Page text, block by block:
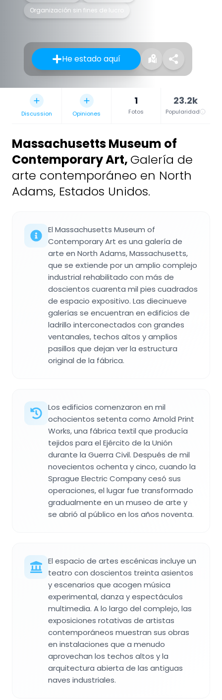
Organización sin fines de lucro
He estado aquí
Discussion Opiniones
1
Fotos
23.2k
Popularidad
Massachusetts Museum of
Contemporary Art, Galería de
arte contemporáneo en North
Adams, Estados Unidos.
El Massachusetts Museum of
Contemporary Art es una galería de
arte en North Adams, Massachusetts,
que se extiende por un amplio complejo
industrial rehabilitado con más de
doscientos cuarenta mil pies cuadrados
de espacio expositivo. Las diecinueve
galerías se encuentran en edificios de
ladrillo interconectados con grandes
ventanales, techos altos y amplios
pasillos que dejan ver la estructura
original de la fábrica.
Los edificios comenzaron en mil
ochocientos setenta como Arnold Print
Works, una fábrica textil que producía
tejidos para el Ejército de la Unión
durante la Guerra Civil. Después de mil
novecientos ochenta y cinco, cuando la
Sprague Electric Company cesó sus
operaciones, el lugar fue transformado
gradualmente en un museo de arte y
se abrió al público en los años noventa.
El espacio de artes escénicas incluye un
teatro con doscientos treinta asientos
y escenarios que acogen música
experimental, danza y espectáculos
multimedia. A lo largo del complejo, las
exposiciones rotativas de artistas
contemporáneos muestran sus obras
en instalaciones que a menudo
aprovechan los techos altos y la
arquitectura abierta de las antiguas
naves industriales.